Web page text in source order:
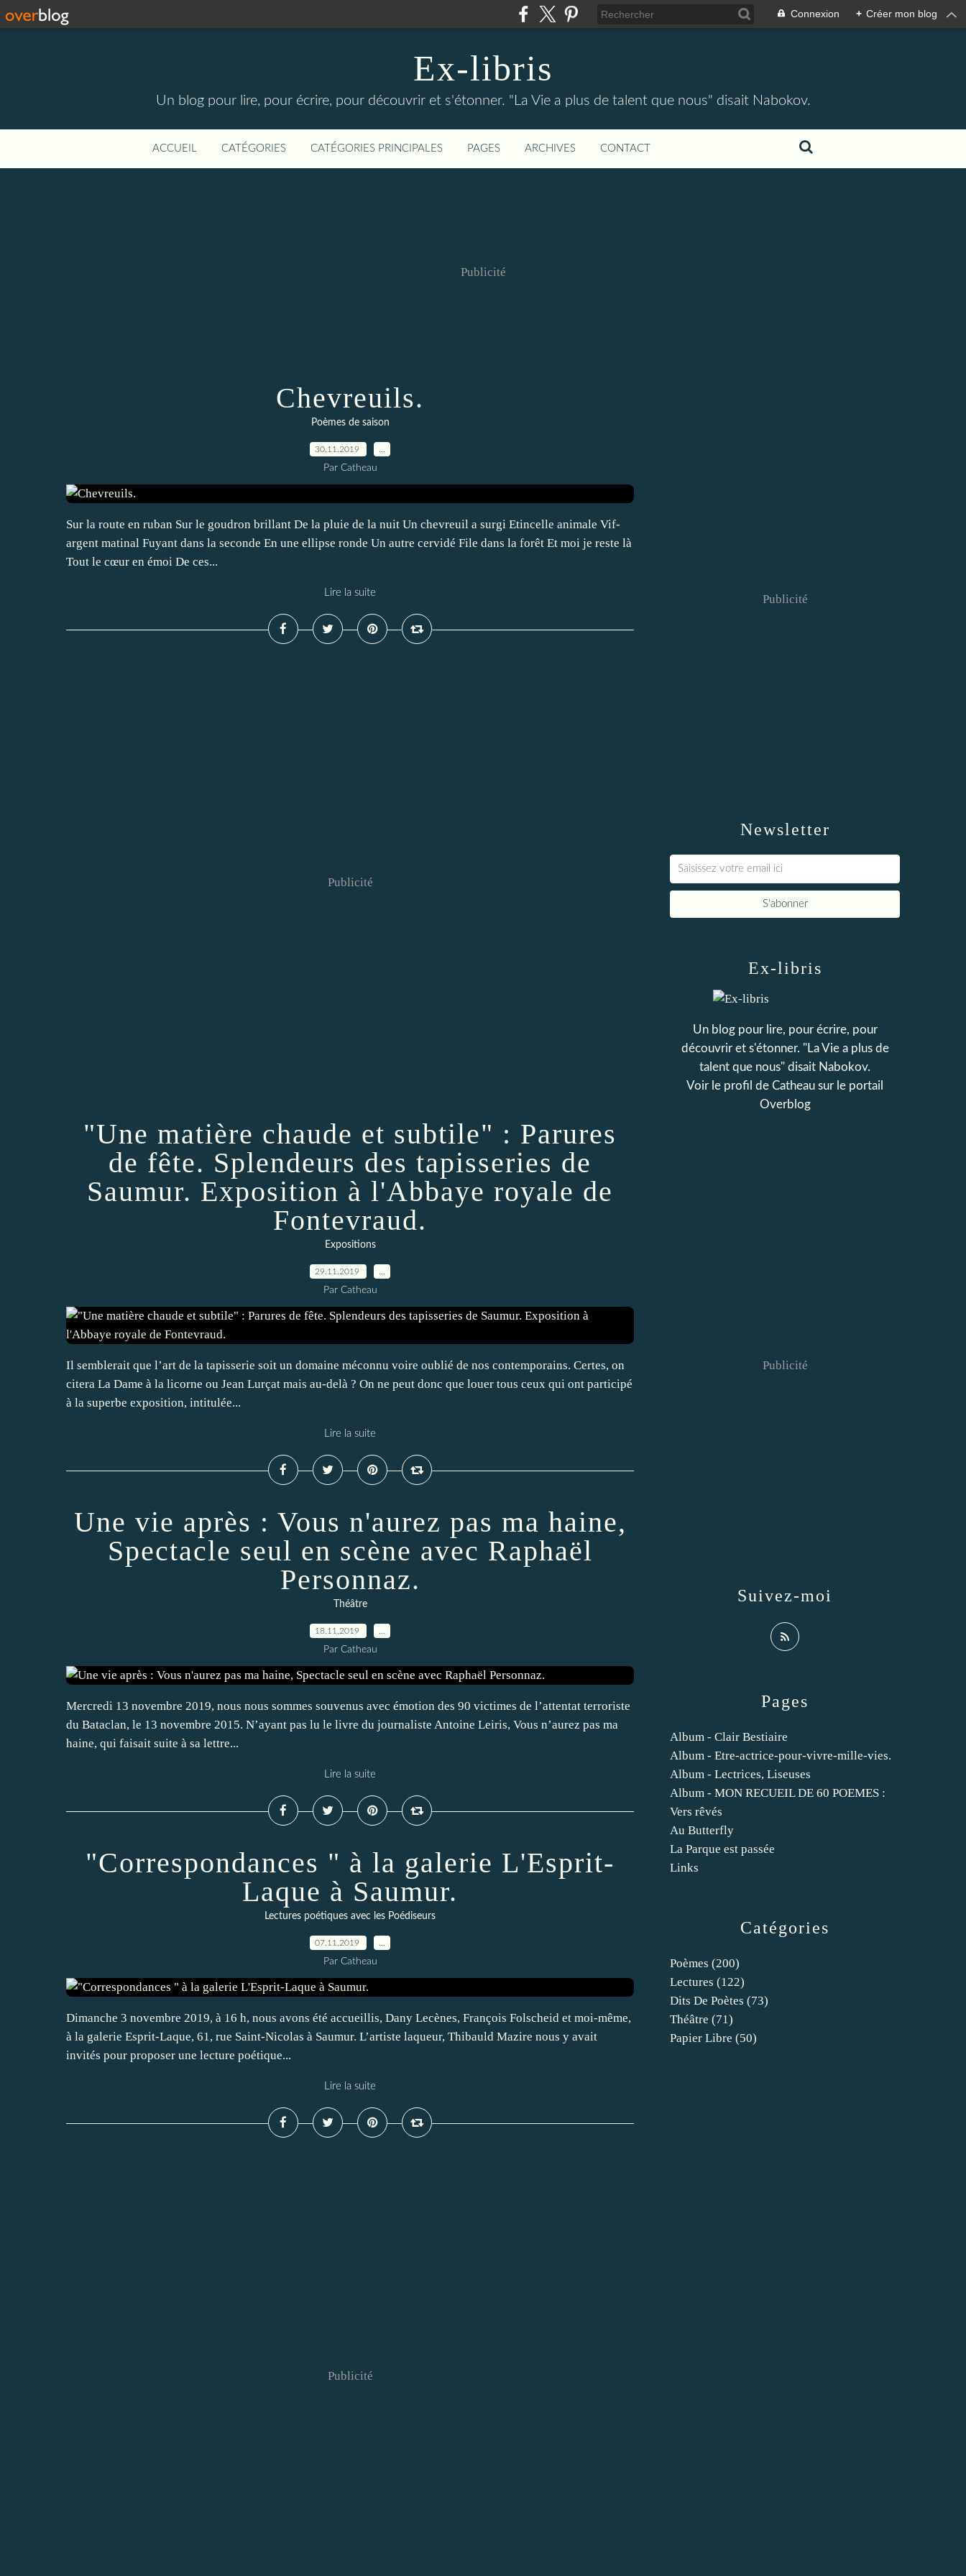
Connexion + Créer mon blog
Ex-libris
Un blog pour lire, pour écrire, pour découvrir et s'étonner. "La Vie a plus de talent que nous" disait Nabokov.
ACCUEIL CATÉGORIES CATÉGORIES PRINCIPALES PAGES ARCHIVES CONTACT
Publicité
Chevreuils.
Poèmes de saison
30.11.2019
Par Catheau
Sur la route en ruban Sur le goudron brillant De la pluie de la nuit Un chevreuil a surgi Etincelle animale Vif-
argent matinal Fuyant dans la seconde En une ellipse ronde Un autre cervidé File dans la forêt Et moi je reste là
Tout le cœur en émoi De ces...
Lire la suite
Publicité
"Une matière chaude et subtile" : Parures
de fête. Splendeurs des tapisseries de
Saumur. Exposition à l'Abbaye royale de
Fontevraud.
Expositions
29.11.2019
Par Catheau
Il semblerait que l’art de la tapisserie soit un domaine méconnu voire oublié de nos contemporains. Certes, on
citera La Dame à la licorne ou Jean Lurçat mais au-delà ? On ne peut donc que louer tous ceux qui ont participé
à la superbe exposition, intitulée...
Lire la suite
Une vie après : Vous n'aurez pas ma haine,
Spectacle seul en scène avec Raphaël
Personnaz.
Théâtre
18.11.2019
Par Catheau
Mercredi 13 novembre 2019, nous nous sommes souvenus avec émotion des 90 victimes de l’attentat terroriste
du Bataclan, le 13 novembre 2015. N’ayant pas lu le livre du journaliste Antoine Leiris, Vous n’aurez pas ma
haine, qui faisait suite à sa lettre...
Lire la suite
"Correspondances " à la galerie L'Esprit-
Laque à Saumur.
Lectures poétiques avec les Poédiseurs
07.11.2019
Par Catheau
Dimanche 3 novembre 2019, à 16 h, nous avons été accueillis, Dany Lecènes, François Folscheid et moi-même,
à la galerie Esprit-Laque, 61, rue Saint-Nicolas à Saumur. L’artiste laqueur, Thibauld Mazire nous y avait
invités pour proposer une lecture poétique...
Lire la suite
Publicité
Newsletter
Publicité
Catégories
Poèmes (200)
Lectures (122)
Dits De Poètes (73)
Théâtre (71)
Papier Libre (50)
Pages
Album - Clair Bestiaire
Album - Etre-actrice-pour-vivre-mille-vies.
Album - Lectrices, Liseuses
Album - MON RECUEIL DE 60 POEMES :
Vers rêvés
Au Butterfly
La Parque est passée
Links
Ex-libris
Un blog pour lire, pour écrire, pour
découvrir et s'étonner. "La Vie a plus de
talent que nous" disait Nabokov.
Voir le profil de Catheau sur le portail
Overblog
Suivez-moi
Publicité